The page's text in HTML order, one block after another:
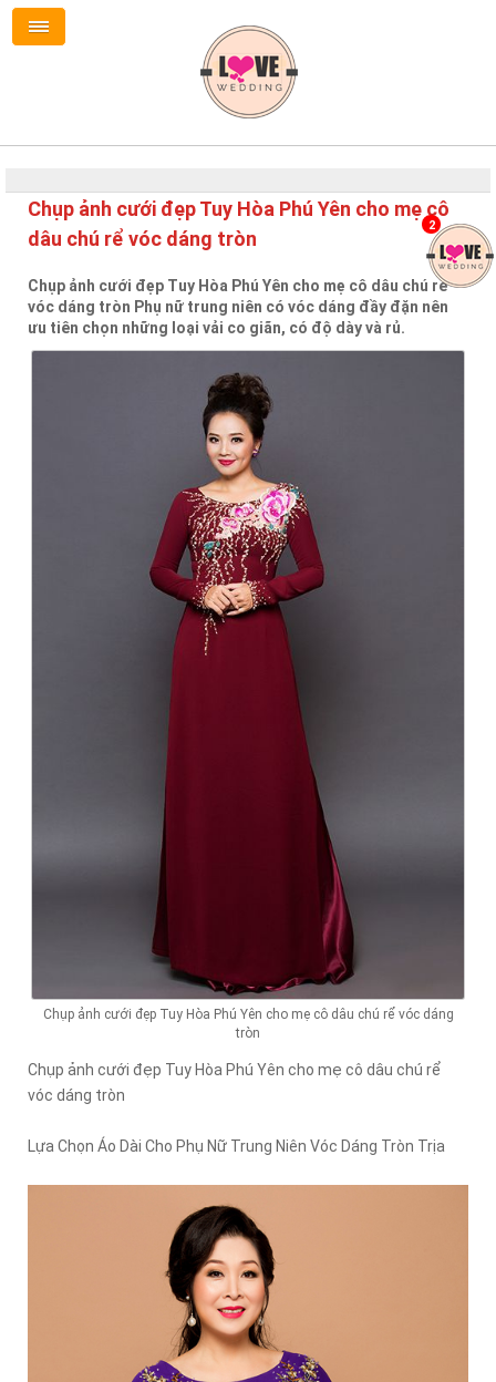
Chụp ảnh cưới đẹp Tuy Hòa Phú Yên cho mẹ cô
dâu chú rể vóc dáng tròn
Chụp ảnh cưới đẹp Tuy Hòa Phú Yên cho mẹ cô dâu chú rể
vóc dáng tròn Phụ nữ trung niên có vóc dáng đầy đặn nên
ưu tiên chọn những loại vải co giãn, có độ dày và rủ.
Chụp ảnh cưới đẹp Tuy Hòa Phú Yên cho mẹ cô dâu chú rể vóc dáng
tròn
Chụp ảnh cưới đẹp Tuy Hòa Phú Yên cho mẹ cô dâu chú rể
vóc dáng tròn
Lựa Chọn Áo Dài Cho Phụ Nữ Trung Niên Vóc Dáng Tròn Trịa
2